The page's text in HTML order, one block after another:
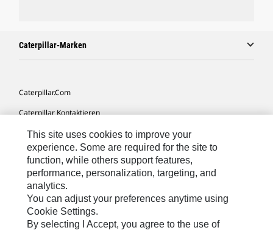
Caterpillar-Marken
Caterpillar.com
Caterpillar Kontaktieren
Meine Marketing-Präferenzen
Seitenübersicht
Cookie Settings
Rechtliche Hinweise
Datenschutz
This site uses cookies to improve your
experience. Some are required for the site to
function, while others support features,
performance, personalization, targeting, and
analytics.
You can adjust your preferences anytime using
Cookie Settings.
By selecting I Accept, you agree to the use of